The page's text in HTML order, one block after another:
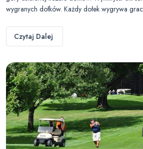
wygranych dołków. Każdy dołek wygrywa
Czytaj Dalej